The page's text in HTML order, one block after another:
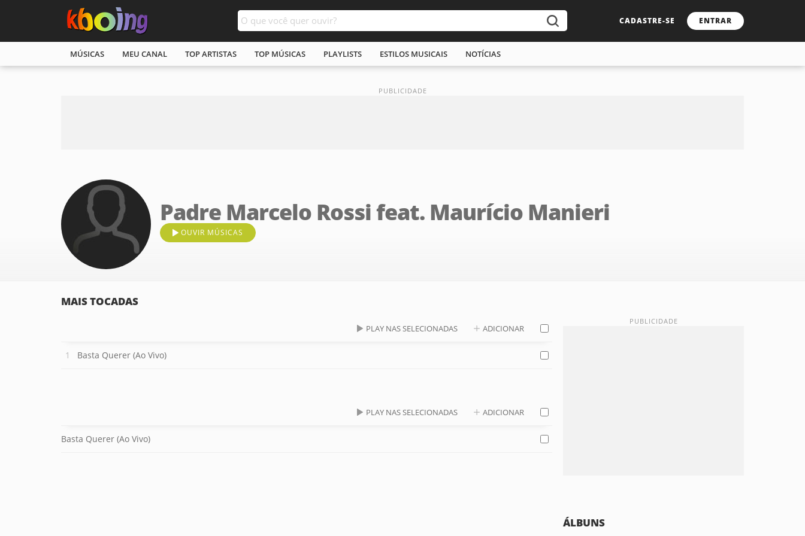
CADASTRE-SE ENTRAR
MÚSICAS MEU CANAL TOP ARTISTAS TOP MÚSICAS PLAYLISTS ESTILOS MUSICAIS NOTÍCIAS
Padre Marcelo Rossi feat. Maurício Manieri
OUVIR MÚSICAS
MAIS TOCADAS
PLAY NAS SELECIONADAS ADICIONAR
Basta Querer (Ao Vivo)
PLAY NAS SELECIONADAS ADICIONAR
Basta Querer (Ao Vivo)
ÁLBUNS